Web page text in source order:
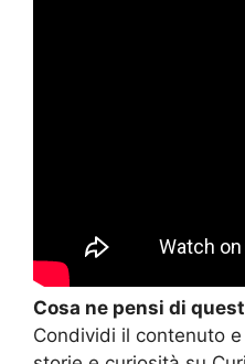
Cosa ne pensi di
Condividi il contenuto